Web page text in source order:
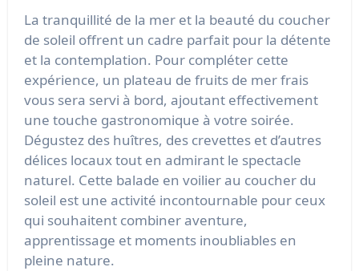
La tranquillité de la mer et la beauté du coucher
de soleil offrent un cadre parfait pour la détente
et la contemplation. Pour compléter cette
expérience, un plateau de fruits de mer frais
vous sera servi à bord, ajoutant effectivement
une touche gastronomique à votre soirée.
Dégustez des huîtres, des crevettes et d’autres
délices locaux tout en admirant le spectacle
naturel. Cette balade en voilier au coucher du
soleil est une activité incontournable pour ceux
qui souhaitent combiner aventure,
apprentissage et moments inoubliables en
pleine nature.